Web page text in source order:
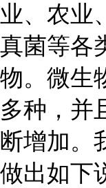
业、农业
真菌等各
物。微生
多种，并
断增加。
做出如下